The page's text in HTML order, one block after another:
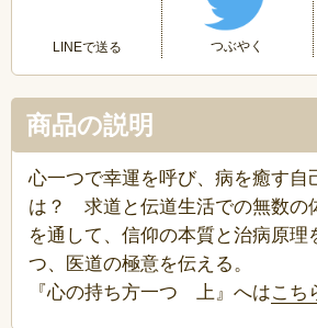
LINEで送る つぶやく
商品の説明
心一つで幸運を呼び、病を癒す自
は？ 求道と伝道生活での無数の
を通して、信仰の本質と治病原理
つ、医道の極意を伝える。
『心の持ち方一つ 上』へはこち